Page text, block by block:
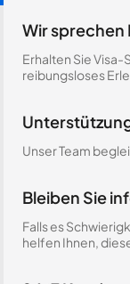
Wir sprechen
Erhalten Sie
reibungsloses
Unser Team
Bleiben Sie
Falls es
helfen Ihnen,